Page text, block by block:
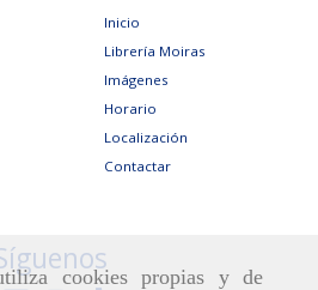
cookies propias y de
Inicio
Librería Moiras
Imágenes
Horario
Localización
Contactar